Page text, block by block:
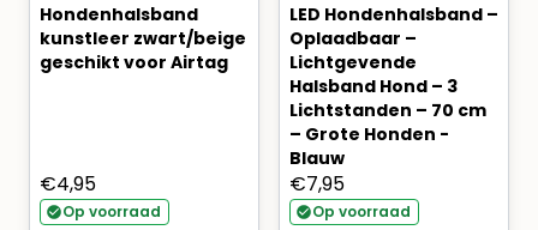
Hondenhalsband
kunstleer zwart/beige
geschikt voor Airtag
€4,95
Op voorraad
LED Hondenhalsband –
Oplaadbaar –
Lichtgevende
Halsband Hond – 3
Lichtstanden – 70 cm
– Grote Honden -
Blauw
€7,95
Op voorraad